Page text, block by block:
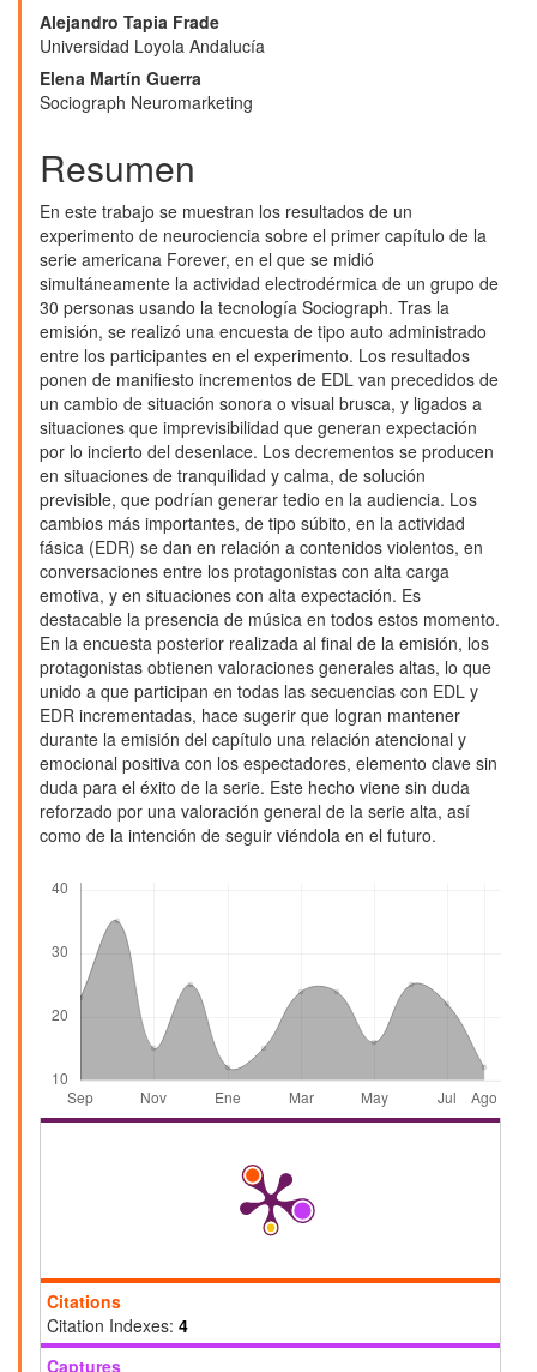
Contenido
principal
del
artículo
Alejandro Tapia Frade
Universidad Loyola Andalucía
Elena Martín Guerra
Sociograph Neuromarketing
Resumen
En este trabajo se muestran los resultados de un
experimento de neurociencia sobre el primer capítulo de la
serie americana Forever, en el que se midió
simultáneamente la actividad electrodérmica de un grupo de
30 personas usando la tecnología Sociograph. Tras la
emisión, se realizó una encuesta de tipo auto administrado
entre los participantes en el experimento. Los resultados
ponen de manifiesto incrementos de EDL van precedidos de
un cambio de situación sonora o visual brusca, y ligados a
situaciones que imprevisibilidad que generan expectación
por lo incierto del desenlace. Los decrementos se producen
en situaciones de tranquilidad y calma, de solución
previsible, que podrían generar tedio en la audiencia. Los
cambios más importantes, de tipo súbito, en la actividad
fásica (EDR) se dan en relación a contenidos violentos, en
conversaciones entre los protagonistas con alta carga
emotiva, y en situaciones con alta expectación. Es
destacable la presencia de música en todos estos momento.
En la encuesta posterior realizada al final de la emisión, los
protagonistas obtienen valoraciones generales altas, lo que
unido a que participan en todas las secuencias con EDL y
EDR incrementadas, hace sugerir que logran mantener
durante la emisión del capítulo una relación atencional y
emocional positiva con los espectadores, elemento clave sin
duda para el éxito de la serie. Este hecho viene sin duda
reforzado por una valoración general de la serie alta, así
como de la intención de seguir viéndola en el futuro.
Citations
Citation Indexes: 4
Captures